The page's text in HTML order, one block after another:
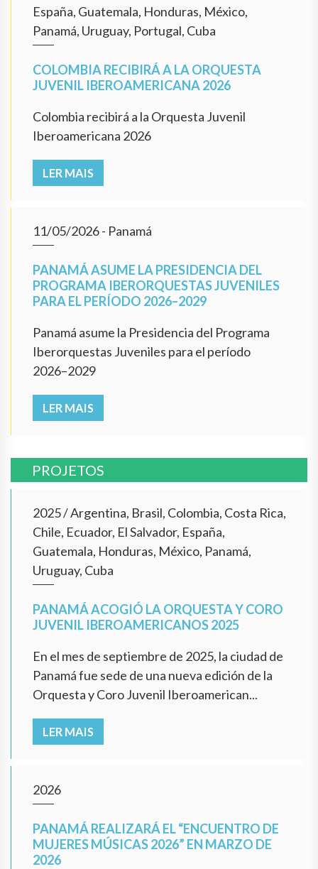
España, Guatemala, Honduras, México,
Panamá, Uruguay, Portugal, Cuba
COLOMBIA RECIBIRÁ A LA ORQUESTA
JUVENIL IBEROAMERICANA 2026
Colombia recibirá a la Orquesta Juvenil
Iberoamericana 2026
LER MAIS
11/05/2026- Panamá
PANAMÁ ASUME LA PRESIDENCIA DEL
PROGRAMA IBERORQUESTAS JUVENILES
PARA EL PERÍODO 2026–2029
Panamá asume la Presidencia del Programa
Iberorquestas Juveniles para el período
2026–2029
LER MAIS
PROJETOS
2025/Argentina, Brasil, Colombia, Costa Rica,
Chile, Ecuador, El Salvador, España,
Guatemala, Honduras, México, Panamá,
Uruguay, Cuba
PANAMÁ ACOGIÓ LA ORQUESTA Y CORO
JUVENIL IBEROAMERICANOS 2025
En el mes de septiembre de 2025, la ciudad de
Panamá fue sede de una nueva edición de la
Orquesta y Coro Juvenil Iberoamerican...
LER MAIS
2026
PANAMÁ REALIZARÁ EL “ENCUENTRO DE
MUJERES MÚSICAS 2026” EN MARZO DE
2026